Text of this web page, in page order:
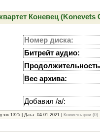
квартет Коневец
Номер диска:
Битрейт аудио:
Вес архива:
Добавил /а/:
1325 | Дата:04.01.2021 Комментарии (0)